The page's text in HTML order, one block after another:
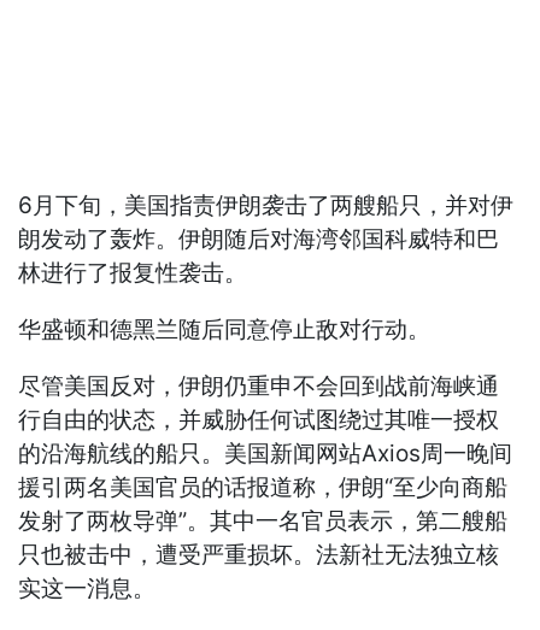
6月下旬，美国指责伊朗袭击了两艘船只，并对伊
朗发动了轰炸。伊朗随后对海湾邻国科威特和巴
林进行了报复性袭击。
华盛顿和德黑兰随后同意停止敌对行动。
尽管美国反对，伊朗仍重申不会回到战前海峡通
行自由的状态，并威胁任何试图绕过其唯一授权
的沿海航线的船只。美国新闻网站Axios周一晚间
援引两名美国官员的话报道称，伊朗“至少向商船
发射了两枚导弹”。其中一名官员表示，第二艘船
只也被击中，遭受严重损坏。法新社无法独立核
实这一消息。